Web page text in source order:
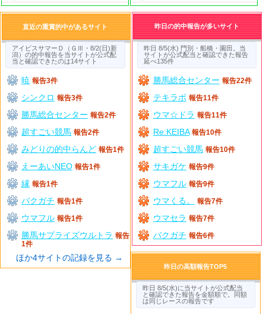
直近の重賞的中があるサイト
アイビスサマーＤ（ＧⅢ・8/2(日)新
潟）の的中報告を当サイトが公式配
当と確認できたのは14サイト
暁 報告3件
シンクロ 報告3件
勝馬総合センター 報告2件
超すごい競馬 報告2件
みどりの的中らんど 報告1件
えーあいNEO 報告1件
縁 報告1件
バクガチ 報告1件
ウマフル 報告1件
勝馬サプライズウルトラ 報告
1件
ほか4サイトの記録を見る →
昨日の的中報告が多いサイト
昨日 8/5(水) 門別・船橋・園田。当
サイトが公式配当と確認できた報告
延べ135件
勝馬総合センター 報告22件
テキラボ 報告11件
ウマ☆ドラ 報告11件
Re:KEIBA 報告10件
超すごい競馬 報告10件
サキガケ 報告9件
ウマフル 報告9件
ウマくる。 報告7件
ウマセラ 報告7件
バクガチ 報告6件
昨日の高額報告TOP5
昨日 8/5(水)に当サイトが公式配当
と確認できた報告を金額順で。同額
は同じレースの報告です